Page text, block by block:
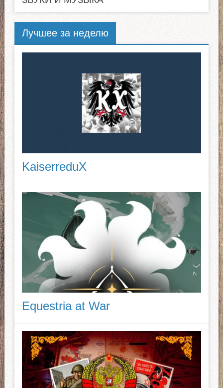
Лучшее за неделю
KaiserreduX
Equestria at War